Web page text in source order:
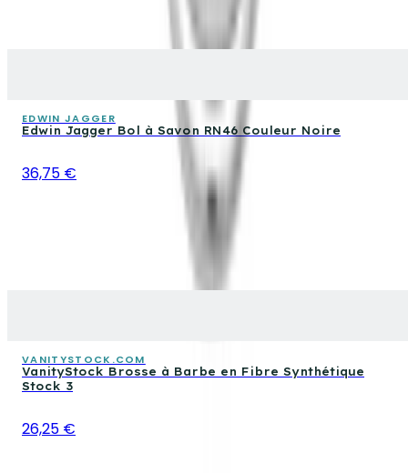
EDWIN JAGGER
Edwin Jagger Bol à Savon RN46 Couleur Noire
36,75 €
VANITYSTOCK.COM
VanityStock Brosse à Barbe en Fibre Synthétique
Stock 3
26,25 €